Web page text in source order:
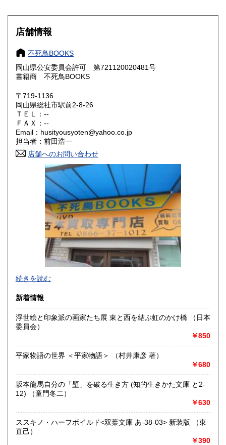
300円 300円
岐阜県
愛知県
滋賀県 300円
大阪府 300円
奈良県
鳥取県
300円 広島県
300円 徳島県
300円 愛媛県
300円 福岡県
300円 長崎県
熊本県
宮崎県
沖縄県 300円
店舗情報
不死鳥BOOKS
岡山県公安委員会許可 第721120020481号
書籍商 不死鳥BOOKS
〒719-1136
岡山県総社市駅前2-8-26
ＴＥＬ：--
ＦＡＸ：--
Email：husityousyoten@yahoo.co.jp
担当者：前田浩一
店舗へのお問い合わせ
不死鳥BOOKSでは、書籍だけでなくCD、DVD、レコード、
ゲーム、おもちゃ、骨董品まであらゆるものの買い取りがで
にお問い合わせください。出張費は、無料です。
沿線名：伯備線・桃太郎線(吉備線)
最寄駅：総社駅
定休日：年中無休
不死鳥BOOKSでは、書籍だけでなくCD、DVD、レコード、
ゲーム、おもちゃ、骨董品まであらゆるものの買い取りがで
きます。店主が、日本全国買取にお伺いいたします。お気軽
取り扱い分野
続きを読む
新着情報
浮世絵と印象派の画家たち展 東と西を結ぶ虹のかけ橋 （日本
委員会）
￥850
平家物語の世界 ＜平家物語＞ （村井康彦 著）
￥680
坂本龍馬自分の「壁」を破る生き方 (知的生きかた文庫 と2-
12) （童門冬二）
￥630
ススキノ・ハーフボイルド<双葉文庫 あ-38-03> 新装版 （東
直己）
￥390